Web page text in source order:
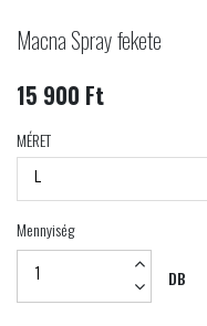
Macna Spray fekete
15 900 Ft
MÉRET
L
Mennyiség
DB